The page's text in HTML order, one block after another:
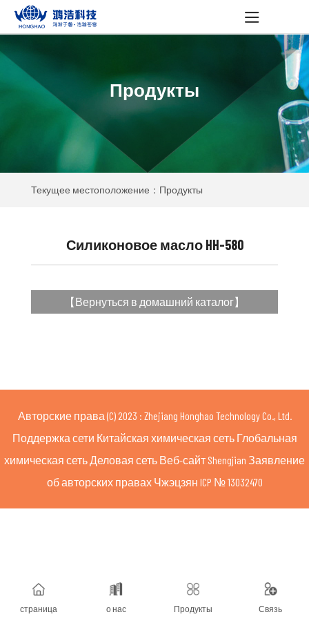
Продукты
Текущее местоположение：Продукты
Силиконовое масло HH-580
【Вернуться в домашний каталог】
Авторские права (C) 2023 : Zhejiang Honghao Technology Co., Ltd.
Поддержка сети Китайская химическая сеть Глобальная
химическая сетьДеловая сеть Веб-сайт Shengjian Заявление
об авторских правах Чжэцзян ICP № 13032470
страница о нас Продукты Связь